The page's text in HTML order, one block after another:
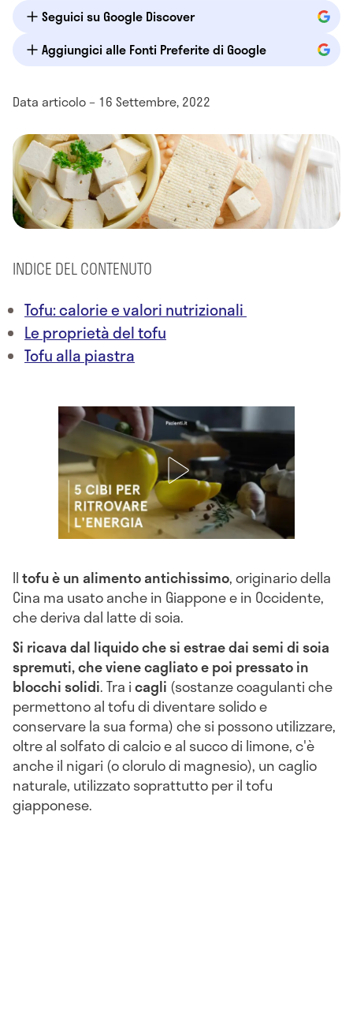
Seguici su Google Discover
Aggiungici alle Fonti Preferite di Google
Data articolo – 16 Settembre, 2022
INDICE DEL CONTENUTO
Tofu: calorie e valori nutrizionali
Le proprietà del tofu
Tofu alla piastra
Iltofu è un alimento antichissimo, originario della
Cina ma usato anche in Giappone e in Occidente,
che deriva dal latte di soia.
Si ricava dal liquido che si estrae dai semi di soia
spremuti, che viene cagliato e poi pressato in
blocchi solidi. Tra icagli (sostanze coagulanti che
permettono al tofu di diventare solido e
conservare la sua forma) che si possono utilizzare,
oltre al solfato di calcio e al succo di limone, c'è
anche il nigari (o clorulo di magnesio), un caglio
naturale, utilizzato soprattutto per il tofu
giapponese.